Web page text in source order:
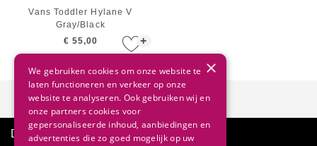
+
Vans Toddler Hylane V
Gray/Black
€ 55,00
Direct advies
×
We gebruiken cookies om onze website te
laten functioneren en verkeer op onze
website te analyseren. Ook gebruiken wij en
onze partners cookies voor
gepersonaliseerde inhoud, aanbiedingen en
advertenties die zo goed mogelijk op uw